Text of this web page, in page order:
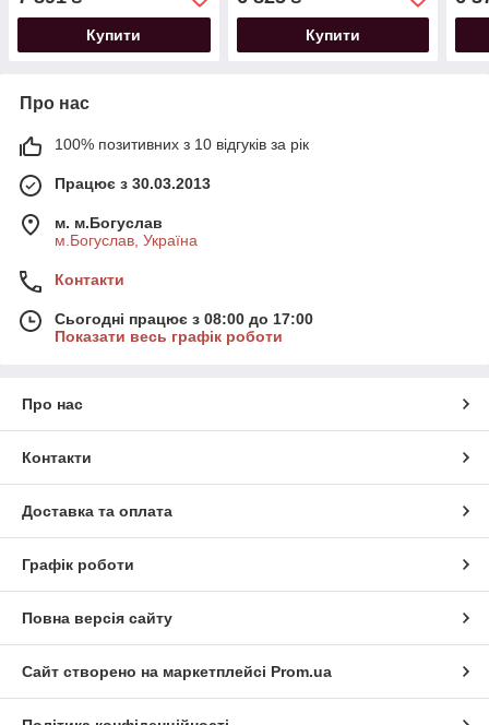
Купити Купити
Про нас
100% позитивних з 10 відгуків за рік
Працює з 30.03.2013
м. м.Богуслав
м.Богуслав, Україна
Контакти
Сьогодні працює з 08:00 до 17:00
Показати весь графік роботи
Про нас
Контакти
Доставка та оплата
Графік роботи
Повна версія сайту
Сайт створено на маркетплейсі Prom.ua